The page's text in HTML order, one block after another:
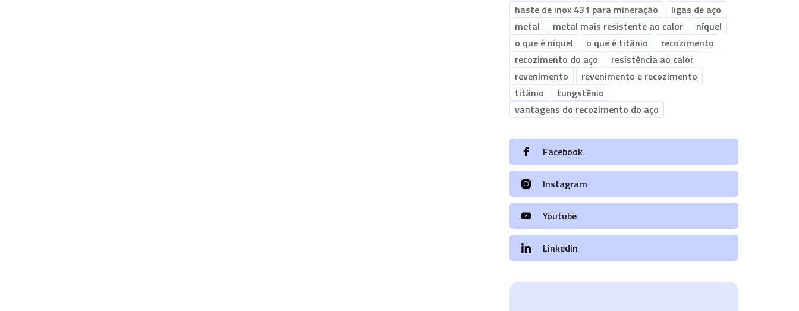
haste de inox 431 para mineração
ligas de aço
metal
metal mais resistente ao calor
níquel
o que é níquel
o que é titânio
recozimento
recozimento do aço
resistência ao calor
revenimento
revenimento e recozimento
titânio
tungstênio
vantagens do recozimento do aço
Facebook
Instagram
Youtube
Linkedin